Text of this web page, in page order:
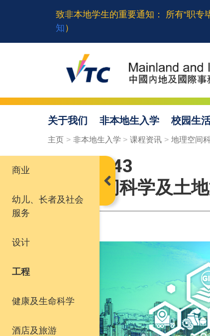
content
致非本地学生的重要通知： 所有“职专
知 ）
关于我们 非本地生入学 校园生
Breadcrumb
主页 非本地生入学 课程资讯 地理空间
商业
幼儿、长者及社会
服务
设计
工程
健康及生命科学
酒店及旅游
Open Discipline Menu
EG114143
地理空间科学及土